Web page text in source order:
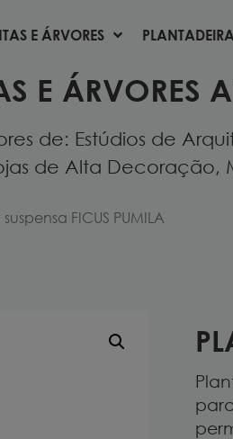
E ÁRVORES
E ÁRVORES
E ÁRVORES
de: Estúdios de
de Alta Decoração,
FICUS PUMILA